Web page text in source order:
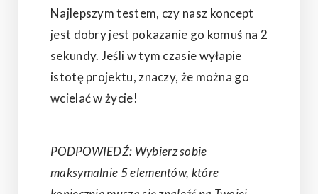
Najlepszym testem, czy nasz koncept
jest dobry jest pokazanie go komuś na 2
sekundy. Jeśli w tym czasie wyłapie
istotę projektu, znaczy, że można go
wcielać w życie!
PODPOWIEDŹ: Wybierz sobie
maksymalnie 5 elementów, które